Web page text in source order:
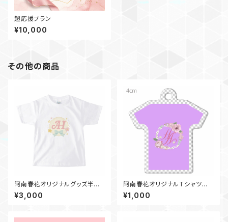
超応援プラン
¥10,000
その他の商品
阿南春花オリジナルグッズ半袖
Tシャツ（キッズ100~160セン
チ）~2025春デザイン~
¥3,000
阿南春花オリジナルTシャツ風
ストラップ（パープル）
¥1,000